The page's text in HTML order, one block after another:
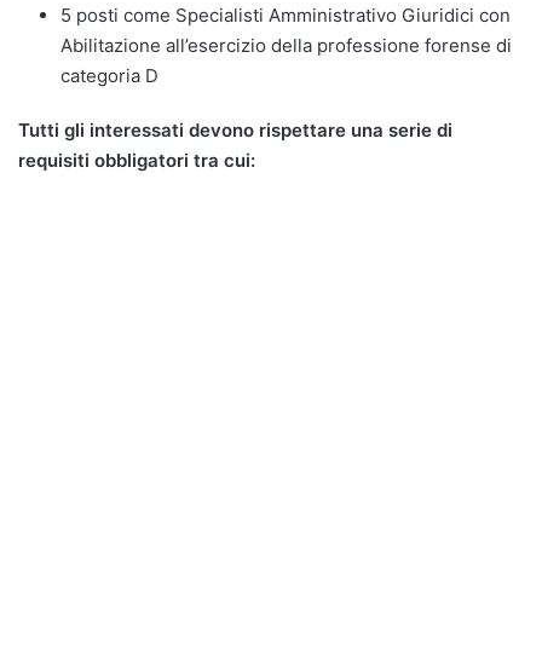
5 posti come Specialisti Amministrativo Giuridici con
Abilitazione all’esercizio della professione forense di
categoria D
Tutti gli interessati devono rispettare una serie di
requisiti obbligatori tra cui: